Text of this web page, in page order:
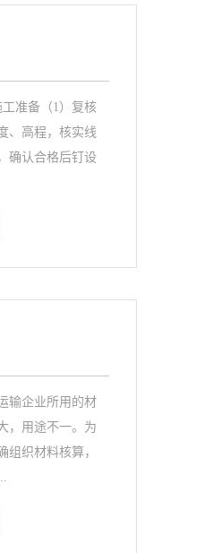
准备（1）复核
、高程，核实线
确认合格后钉设
输企业所用的材
，用途不一。为
组织材料核算，